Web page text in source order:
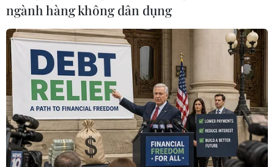
ăn qua các ứng dụng giao nhận đồ ăn trực
tuyến. Làn sóng người dùng tăng trưởng mạnh
mẽ khiến các chủ nhà hàng, quán ăn đầu tư
nhiều hơn cho các kênh bán hàng qua ứng
dụng. “Mặc dù mới kinh doanh trực tuyến trên
GoFood từ sau đợt dịch COVID-19 thứ 4 nhưng
lượng đơn hàng qua kênh này tốt hơn hẳn so
với việc bán tại cửa hàng như trước kia. Tôi mới
trả bớt một mặt bằng thuê ngoài quận 3 để tập
trung cho gian hàng trực tuyến, tiết kiệm được
ngành hàng không dân dụng